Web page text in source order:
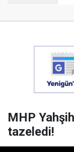
MHP
tazeledi!